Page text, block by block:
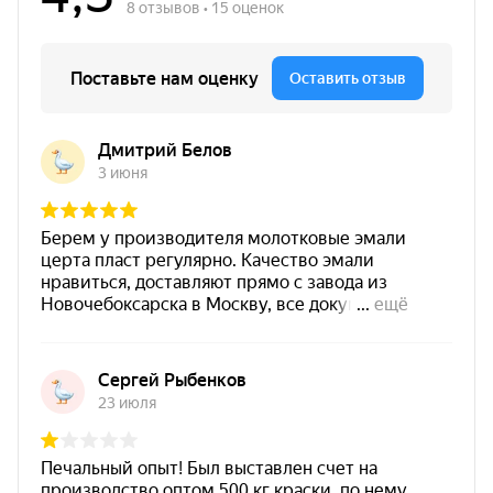
— высокая укрывистость,
окраска в один слой от 50 мкм.
Долговечность — прогнозируемый срок службы
покрытия до 15 лет.
Характеристики
Эмаль термостойкая
Температурная
стойкость
от -60 °C до +1200 °C
Пожарные
показатели
Химическая
растворы солей, минеральные